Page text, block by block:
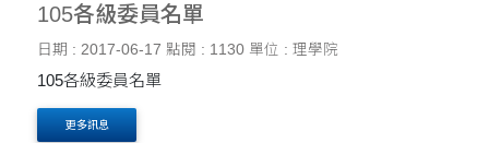
105各級委員名單
日期 : 2017-06-17 點閱 : 1130 單位 : 理學院
105各級委員名單
更多訊息